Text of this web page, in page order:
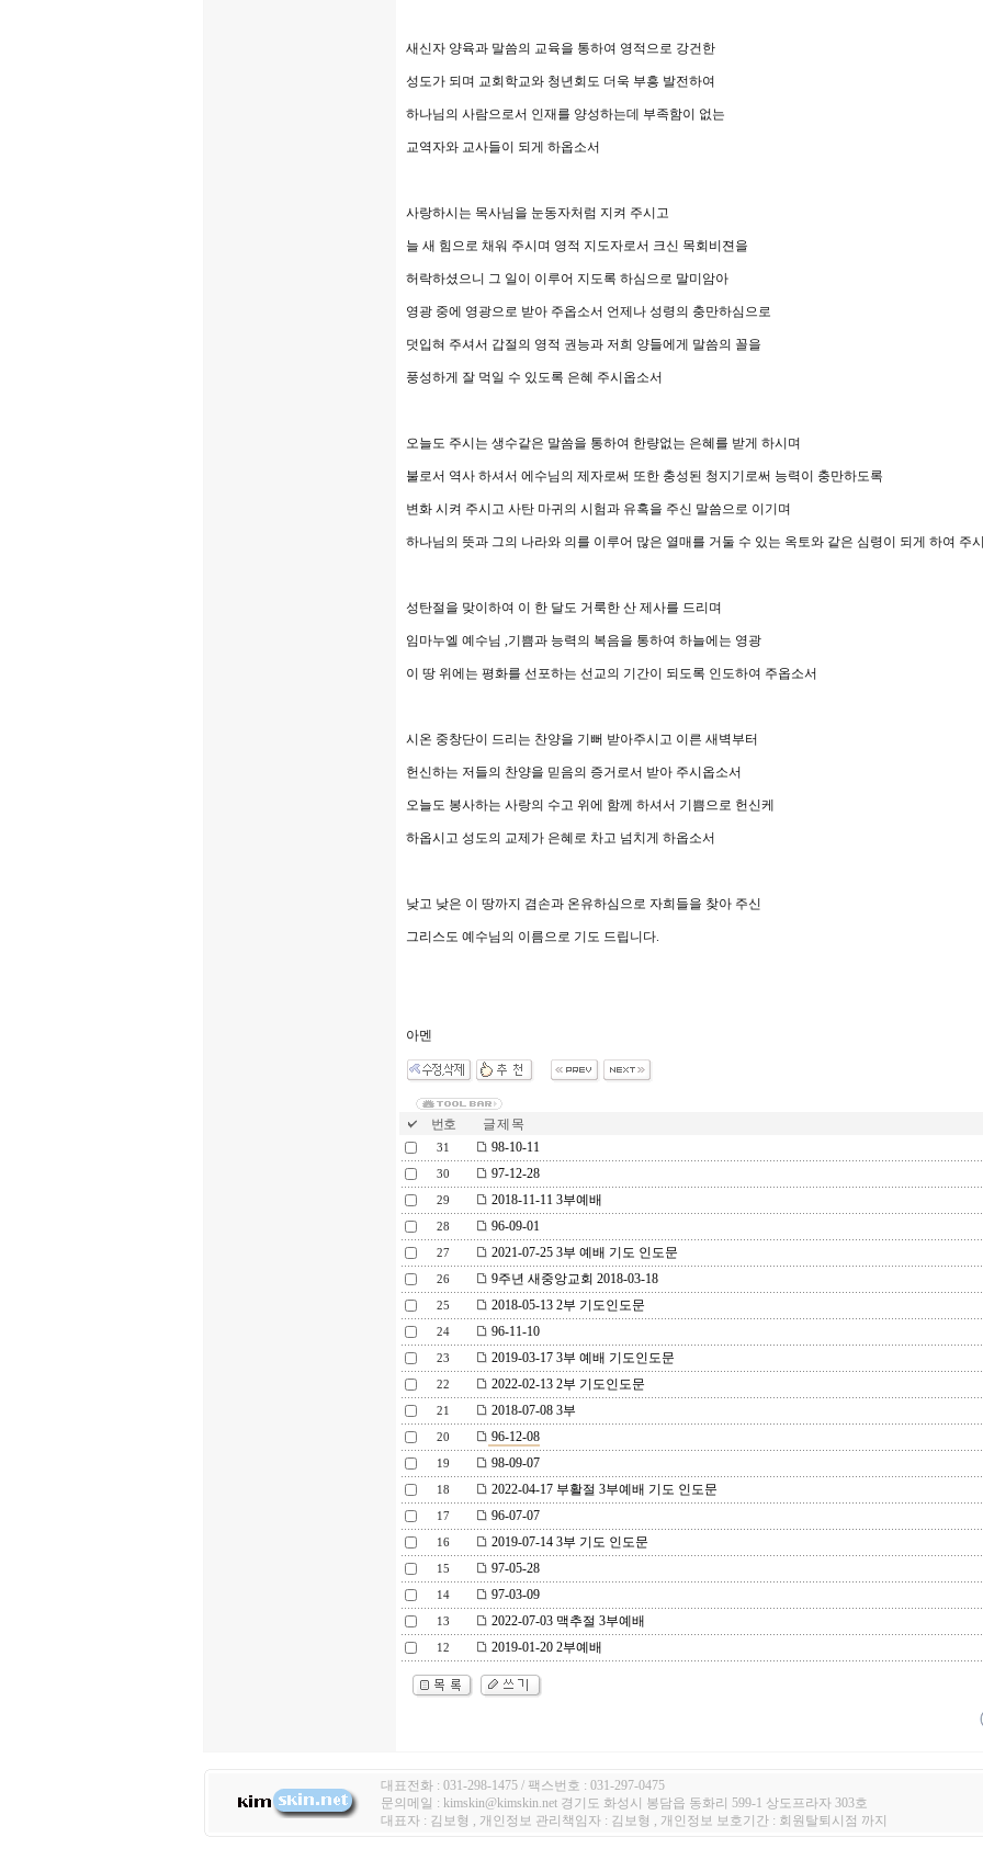
새신자 양육과 말씀의 교육을 통하여 영적으로 강건한
성도가 되며 교회학교와 청년회도 더욱 부흥 발전하여
하나님의 사람으로서 인재를 양성하는데 부족함이 없는
교역자와 교사들이 되게 하옵소서
사랑하시는 목사님을 눈동자처럼 지켜 주시고
늘 새 힘으로 채워 주시며 영적 지도자로서 크신 목회비젼을
허락하셨으니 그 일이 이루어 지도록 하심으로 말미암아
영광 중에 영광으로 받아 주옵소서 언제나 성령의 충만하심으로
덧입혀 주셔서 갑절의 영적 권능과 저희 양들에게 말씀의 꼴을
풍성하게 잘 먹일 수 있도록 은혜 주시옵소서
오늘도 주시는 생수같은 말씀을 통하여 한량없는 은혜를 받게 하시며
불로서 역사 하셔서 에수님의 제자로써 또한 충성된 청지기로써 능력이 충만하도록
변화 시켜 주시고 사탄 마귀의 시험과 유혹을 주신 말씀으로 이기며
하나님의 뜻과 그의 나라와 의를 이루어 많은 열매를 거둘 수 있는 옥토와 같은 심령이 되게 하여 주
성탄절을 맞이하여 이 한 달도 거룩한 산 제사를 드리며
임마누엘 예수님 ,기쁨과 능력의 복음을 통하여 하늘에는 영광
이 땅 위에는 평화를 선포하는 선교의 기간이 되도록 인도하여 주옵소서
시온 중창단이 드리는 찬양을 기뻐 받아주시고 이른 새벽부터
헌신하는 저들의 찬양을 믿음의 증거로서 받아 주시옵소서
오늘도 봉사하는 사랑의 수고 위에 함께 하셔서 기쁨으로 헌신케
하옵시고 성도의 교제가 은혜로 차고 넘치게 하옵소서
낮고 낮은 이 땅까지 겸손과 온유하심으로 자희들을 찾아 주신
그리스도 예수님의 이름으로 기도 드립니다.
아멘
번호 글 제 목
31 98-10-11
30 97-12-28
29 2018-11-11 3부예배
28 96-09-01
27 2021-07-25 3부 예배 기도 인도문
26 9주년 새중앙교회 2018-03-18
25 2018-05-13 2부 기도인도문
24 96-11-10
23 2019-03-17 3부 예배 기도인도문
22 2022-02-13 2부 기도인도문
21 2018-07-08 3부
20 96-12-08
19 98-09-07
18 2022-04-17 부활절 3부예배 기도 인도문
17 96-07-07
16 2019-07-14 3부 기도 인도문
15 97-05-28
14 97-03-09
13 2022-07-03 맥추절 3부예배
12 2019-01-20 2부예배
대표전화 : 031-298-1475 / 팩스번호 : 031-297-0475
문의메일 : kimskin@kimskin.net 경기도 화성시 봉담읍 동화리 599-1 상도프라자 303호
대표자 : 김보형 , 개인정보 관리책임자 : 김보형 , 개인정보 보호기간 : 회원탈퇴시점 까지